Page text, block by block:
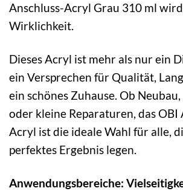
Anschluss-Acryl Grau 310 ml
Wirklichkeit.
Dieses Acryl ist mehr als nur ein
ein Versprechen für Qualität,
ein schönes Zuhause. Ob
oder kleine Reparaturen, das OBI
Acryl ist die ideale Wahl für alle,
perfektes Ergebnis legen.
Anwendungsbereiche: